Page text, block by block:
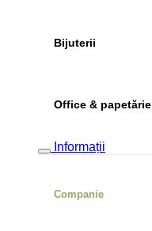
Bijuterii
Office & papetărie
Informații
Companie